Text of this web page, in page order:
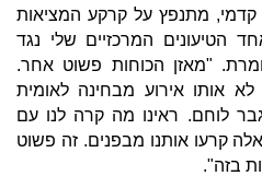
קדמי, מתנפץ על קרקע המציאות
הטיעונים המרכזיים שלי נגד
"מאזן הכוחות פשוט אחר.
אותו אירוע מבחינה לאומית
לוחם. ראינו מה קרה לנו עם
קרעו אותנו מבפנים. זה פשוט
בזה".